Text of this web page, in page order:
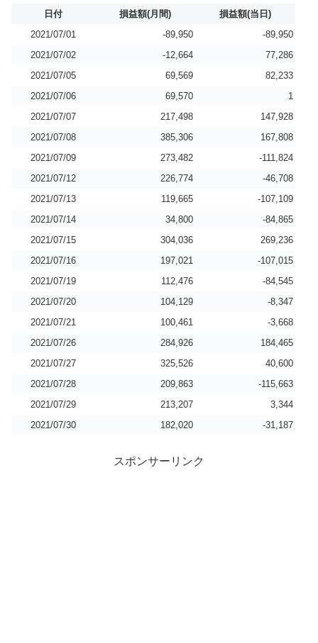
日付 損益額(月間)
損益額(当日)
2021/07/01
-89,950
-89,950
2021/07/02
-12,664
77,286
2021/07/05
69,569
82,233
2021/07/06
69,570
1
2021/07/07
217,498
147,928
2021/07/08
385,306
167,808
2021/07/09
273,482
-111,824
2021/07/12
226,774
-46,708
2021/07/13
119,665
-107,109
2021/07/14
34,800
-84,865
2021/07/15
304,036
269,236
2021/07/16
197,021
-107,015
2021/07/19
112,476
-84,545
2021/07/20
104,129
-8,347
2021/07/21
100,461
-3,668
2021/07/26
284,926
184,465
2021/07/27
325,526
40,600
2021/07/28
209,863
-115,663
2021/07/29
213,207
3,344
2021/07/30
182,020 -31,187
スポンサーリンク